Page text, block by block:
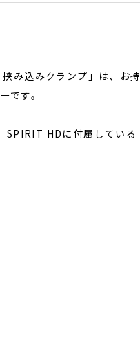
み込みクランプ」は、お
です。
HDに付属している